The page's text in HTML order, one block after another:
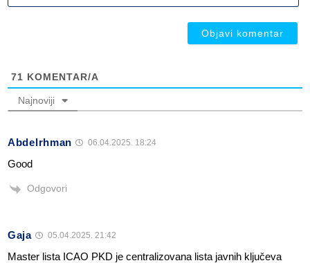
71 KOMENTAR/A
Najnoviji
Abdelrhman 06.04.2025. 18:24
Good
Odgovori
Gaja 05.04.2025. 21:42
Master lista ICAO PKD je centralizovana lista javnih ključeva